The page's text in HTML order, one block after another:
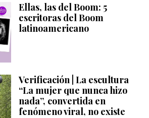
Ellas, las del Boom: 5
escritoras del Boom
latinoamericano
Verificación | La escultura
“La mujer que nunca hizo
nada”, convertida en
fenómeno viral, no existe